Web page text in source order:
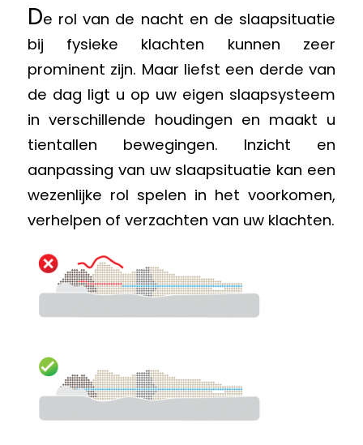
De rol van de nacht en de slaapsituatie
bij fysieke klachten kunnen zeer
prominent zijn. Maar liefst een derde van
de dag ligt u op uw eigen slaapsysteem
in verschillende houdingen en maakt u
tientallen bewegingen. Inzicht en
aanpassing van uw slaapsituatie kan een
wezenlijke rol spelen in het voorkomen,
verhelpen of verzachten van uw klachten.